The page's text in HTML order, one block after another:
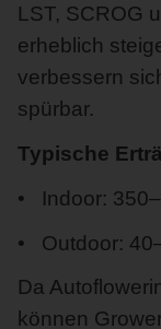
LST, SCROG
erheblich
verbessern
spürbar.
Typische
Indoor:
Outdoor:
Da
können